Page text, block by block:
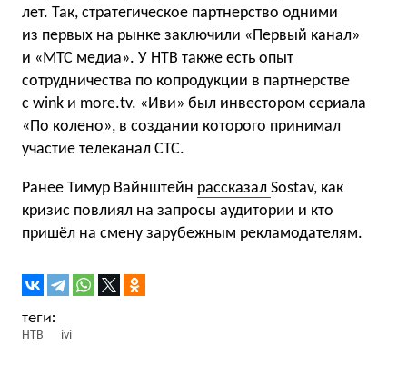
лет. Так, стратегическое партнерство одними
из первых на рынке заключили «Первый канал»
и «МТС медиа». У НТВ также есть опыт
сотрудничества по копродукции в партнерстве
с wink и more.tv. «Иви» был инвестором сериала
«По колено», в создании которого принимал
участие телеканал СТС.
Ранее Тимур Вайнштейн рассказал Sostav, как
кризис повлиял на запросы аудитории и кто
пришёл на смену зарубежным рекламодателям.
НТВ ivi